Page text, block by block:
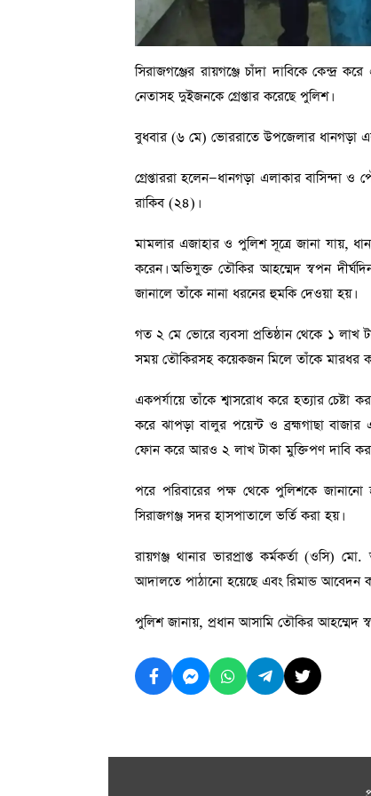
সিরাজগঞ্জের রায়গঞ্জে চাঁদা দাবিকে
নেতাসহ দুইজনকে গ্রেপ্তার করেছে পুলিশ।
বুধবার (৬ মে) ভোররাতে উপজেলার ধানগড়া
গ্রেপ্তাররা হলেন—ধানগড়া এলাকার
রাকিব (২৪)।
মামলার এজাহার ও পুলিশ সূত্রে জানা যায়,
করেন। অভিযুক্ত তৌকির আহম্মেদ স্বপন
জানালে তাঁকে নানা ধরনের হুমকি দেওয়া হয়।
গত ২ মে ভোরে ব্যবসা প্রতিষ্ঠান থেকে ১ লাখ
সময় তৌকিরসহ কয়েকজন মিলে তাঁকে মারধর
একপর্যায়ে তাঁকে শ্বাসরোধ করে হত্যার
করে ঝাপড়া বালুর পয়েন্ট ও ব্রহ্মগাছা
ফোন করে আরও ২ লাখ টাকা মুক্তিপণ দাবি
পরে পরিবারের পক্ষ থেকে পুলিশকে
সিরাজগঞ্জ সদর হাসপাতালে ভর্তি করা হয়।
রায়গঞ্জ থানার ভারপ্রাপ্ত কর্মকর্তা (ওসি)
আদালতে পাঠানো হয়েছে এবং রিমান্ড আবেদন
পুলিশ জানায়, প্রধান আসামি তৌকির আহম্মেদ